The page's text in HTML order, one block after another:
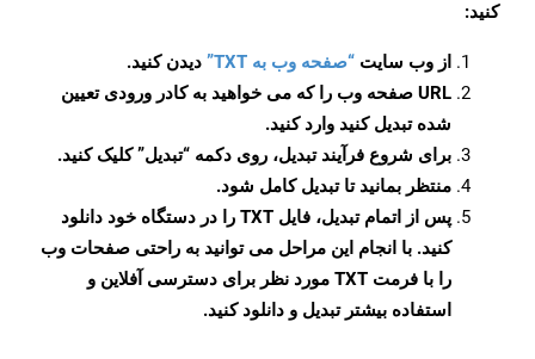
کنید:
از وب سایت “صفحه وب به TXT”
دیدن کنید.
URL صفحه وب را که می خواهید به کادر ورودی تعیین
شده تبدیل کنید وارد کنید.
برای شروع فرآیند تبدیل، روی دکمه “تبدیل” کلیک کنید.
منتظر بمانید تا تبدیل کامل شود.
پس از اتمام تبدیل، فایل TXT را در دستگاه خود دانلود
کنید. با انجام این مراحل می توانید به راحتی صفحات وب
را با فرمت TXT مورد نظر برای دسترسی آفلاین و
استفاده بیشتر تبدیل و دانلود کنید.